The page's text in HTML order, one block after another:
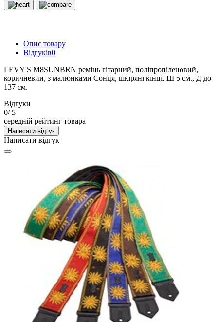
Опис товару
Відгуків0
LEVY'S M8SUNBRN ремінь гітарний, поліпропіленовий,
коричневий, з малюнками Сонця, шкіряні кінці, Ш 5 см., Д до
137 см.
Відгуки
0/ 5
середній рейтинг товара
Написати відгук
Написати відгук